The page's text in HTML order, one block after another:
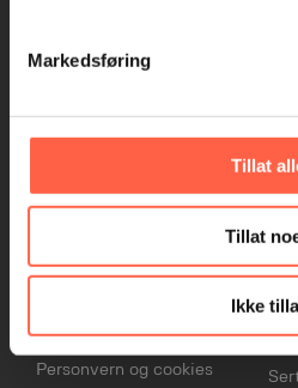
Markedsføring
Tillat
Tillat
Ikke
Hovedkontor
post.no@heras.com
leveringsbetingelser
Personvern og cookies